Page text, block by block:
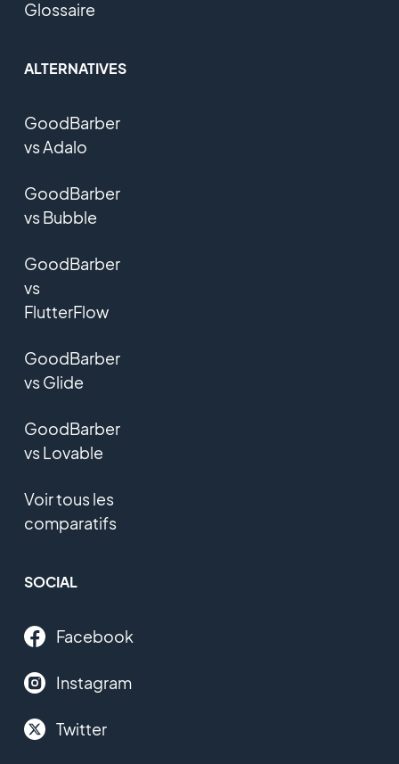
Glossaire
ALTERNATIVES
GoodBarber
vs Adalo
GoodBarber
vs Bubble
GoodBarber
vs
FlutterFlow
GoodBarber
vs Glide
GoodBarber
vs Lovable
Voir tous les
comparatifs
SOCIAL
Facebook
Instagram
Twitter